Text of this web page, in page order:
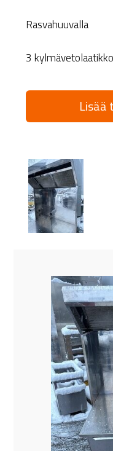
Rasvahuuvalla
3
Lisää